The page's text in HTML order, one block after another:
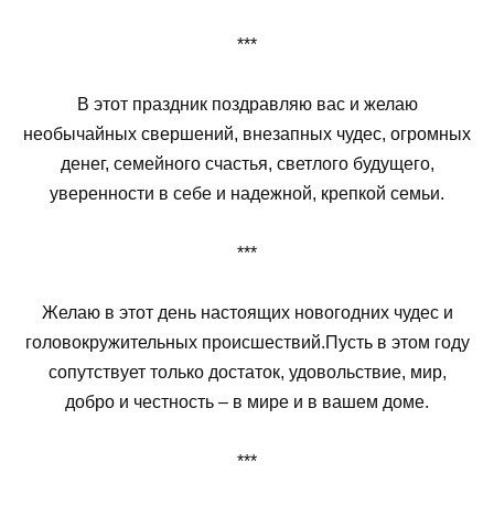
***
В этот праздник поздравляю вас и желаю
необычайных свершений, внезапных чудес, огромных
денег, семейного счастья, светлого будущего,
уверенности в себе и надежной, крепкой семьи.
***
Желаю в этот день настоящих новогодних чудес и
головокружительных происшествий.Пусть в этом году
сопутствует только достаток, удовольствие, мир,
добро и честность – в мире и в вашем доме.
***